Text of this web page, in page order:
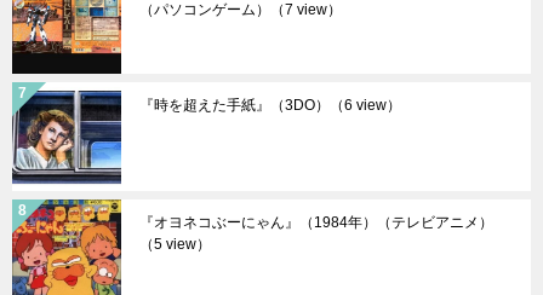
（パソコンゲーム）
（7 view）
『時を超えた手紙』（3DO） （6 view）
『オヨネコぶーにゃん』（1984年）（テレビアニメ）
（5 view）